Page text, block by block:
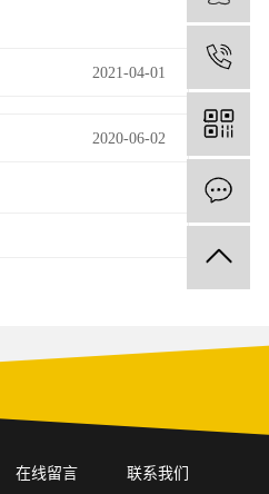
2021-04-01
2020-06-02
在线留言 联系我们